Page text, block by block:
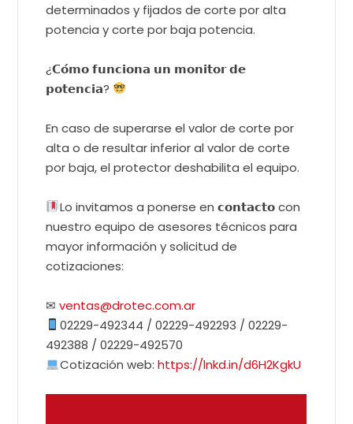
determinados y fijados de corte por alta
potencia y corte por baja potencia.
¿𝗖𝗼́𝗺𝗼 𝗳𝘂𝗻𝗰𝗶𝗼𝗻𝗮 𝘂𝗻 𝗺𝗼𝗻𝗶𝘁𝗼𝗿 𝗱𝗲
𝗽𝗼𝘁𝗲𝗻𝗰𝗶𝗮?
En caso de superarse el valor de corte por
alta o de resultar inferior al valor de corte
por baja, el protector deshabilita el equipo.
Lo invitamos a ponerse en 𝗰𝗼𝗻𝘁𝗮𝗰𝘁𝗼 con
nuestro equipo de asesores técnicos para
mayor información y solicitud de
cotizaciones:
✉ventas@drotec.com.ar
02229-492344 / 02229-492293 / 02229-
492388 / 02229-492570
Cotización web: https://lnkd.in/d6H2KgkU